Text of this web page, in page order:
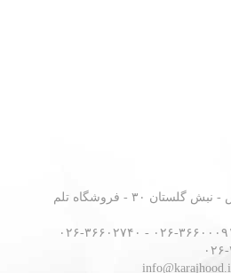
کرج - جاده فردیس - نبش گلستان ۳۰ - فروشگاه تلم